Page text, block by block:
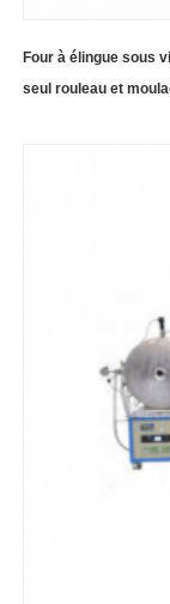
Four à élingue sous
seul rouleau et